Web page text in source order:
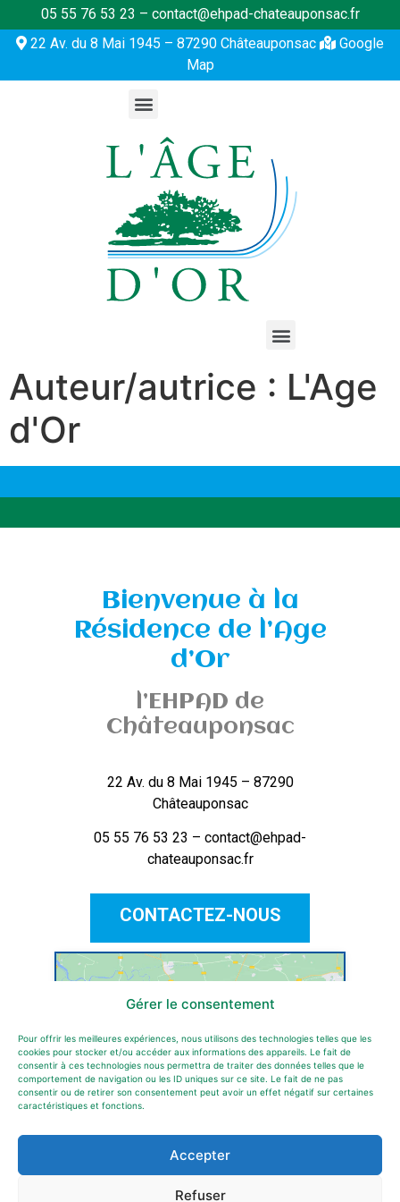
Gérer le consentement
Pour offrir les meilleures expériences, nous utilisons des technologies telles que les
cookies pour stocker et/ou accéder aux informations des appareils. Le fait de
consentir à ces technologies nous permettra de traiter des données telles que le
comportement de navigation ou les ID uniques sur ce site. Le fait de ne pas
consentir ou de retirer son consentement peut avoir un effet négatif sur certaines
caractéristiques et fonctions.
Accepter
Refuser
05 55 76 53 23 – contact@ehpad-chateauponsac.fr
22 Av. du 8 Mai 1945 – 87290 Châteauponsac
Google
Map
Auteur/autrice : L'Age
d'Or
Bienvenue à la
Résidence de l’Age
d’Or
l’EHPAD de
Châteauponsac
22 Av. du 8 Mai 1945 – 87290
Châteauponsac
05 55 76 53 23 – contact@ehpad-
chateauponsac.fr
CONTACTEZ-NOUS
Cliquez pour accepter les cookies
marketing et activer ce contenu